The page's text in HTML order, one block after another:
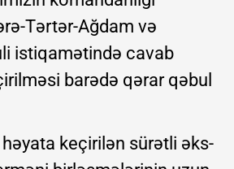
Tərtər-Ağdam və
istiqamətində cavab
barədə qərar qəbul
həyata keçirilən sürətli əks-